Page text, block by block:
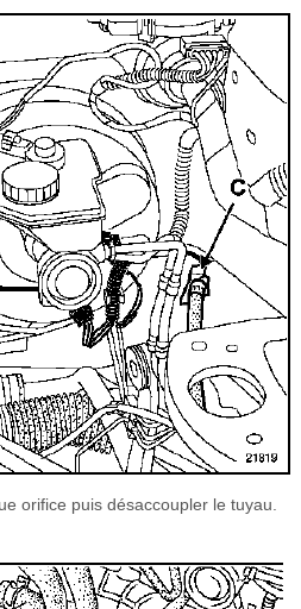
orifice puis désaccoupler le tuyau.